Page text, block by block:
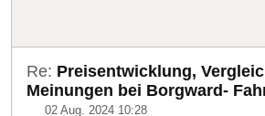
Re: Preisentwicklung,
Meinungen bei Borgward-
02 Aug. 2024 10:28